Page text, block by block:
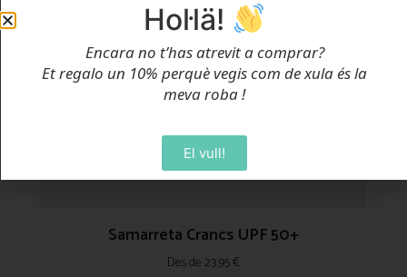
Samarreta Crancs UPF 50+
Des de 23,95€
Hol·lä!
Encara no t’has atrevit a comprar?
Et regalo un 10% perquè vegis com de xula és la
meva roba!
El vull!